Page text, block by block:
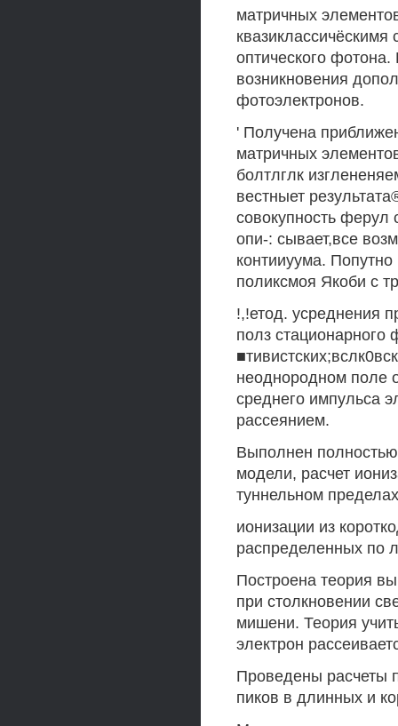
матричных
оптического
возникновения
фотоэлектронов.
' Получена
матричных
болтлглк
вестныет
совокупность ферул
опи-: сывает,все
контииуума.
поликсмоя Якоби с
!,!етод. усреднения
полз стационарного
неоднородном поле
среднего импульса
рассеянием.
Выполнен полностью
модели, расчет
туннельном
ионизации из
распределенных по
Построена теория
при столкновении
мишени. Теория
электрон
Проведены расчеты
пиков в длинных и